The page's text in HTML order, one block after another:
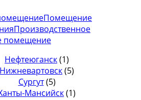
Помещение
Производственное
помещение
Нефтеюганск(1)
Нижневартовск(5)
Сургут (5)
Мансийск(1)